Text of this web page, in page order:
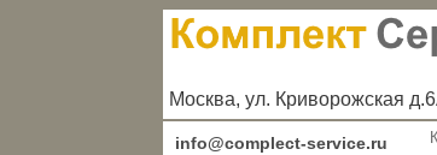
Москва, ул. Криворожская
info@complect-service.ru